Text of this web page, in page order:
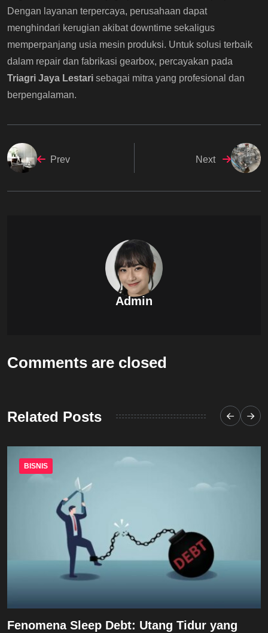
Dengan layanan terpercaya, perusahaan dapat
menghindari kerugian akibat downtime sekaligus
memperpanjang usia mesin produksi. Untuk solusi terbaik
dalam repair dan fabrikasi gearbox, percayakan pada
Triagri Jaya Lestari sebagai mitra yang profesional dan
berpengalaman.
Prev Next
Admin
Comments are closed
Related Posts
BISNIS
Fenomena Sleep Debt: Utang Tidur yang